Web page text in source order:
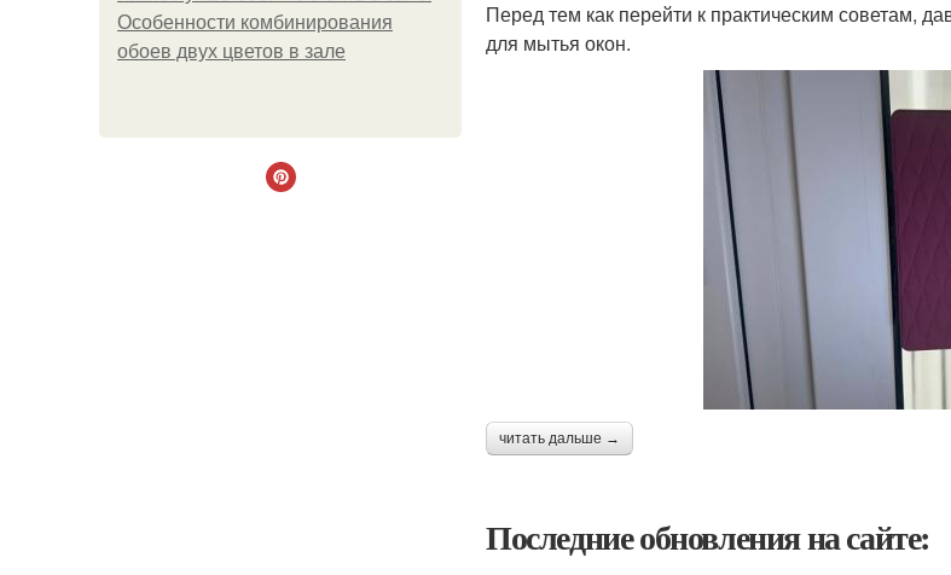
Особенности комбинирования
обоев двух цветов в зале
Перед тем как перейти к практическим советам,
для мытья окон.
читать дальше →
Последние обновления на сайте: